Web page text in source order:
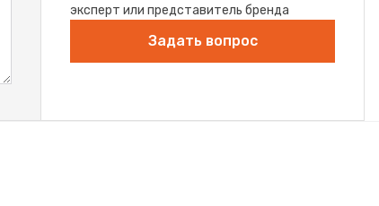
эксперт или представитель бренда
Задать вопрос